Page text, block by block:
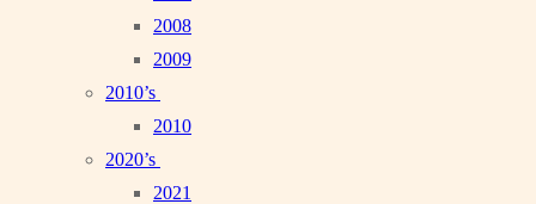
2008
2009
2010’s
2010
2020’s
2021